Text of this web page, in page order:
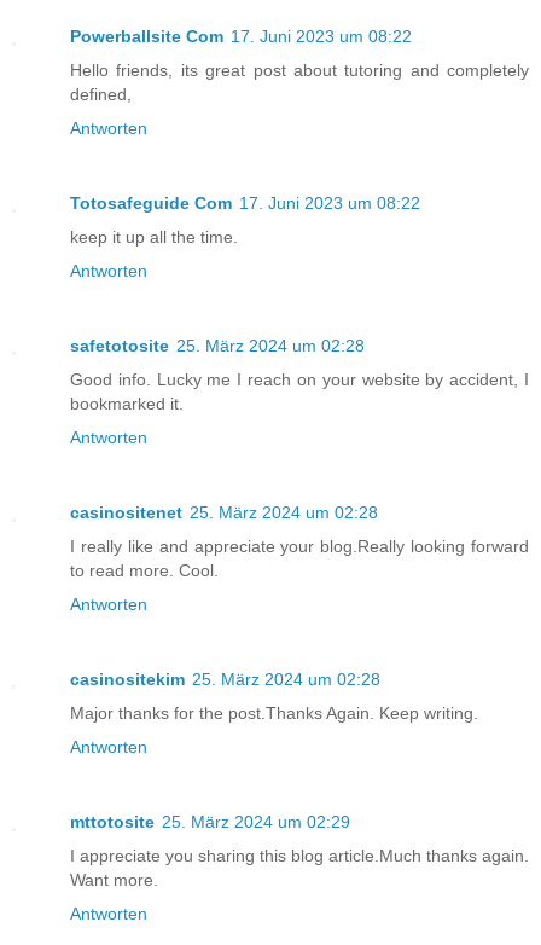
Powerballsite Com 17. Juni 2023 um 08:22
Hello friends, its great post about tutoring and completely
defined,
Antworten
Totosafeguide Com 17. Juni 2023 um 08:22
keep it up all the time.
Antworten
safetotosite 25. März 2024 um 02:28
Good info. Lucky me I reach on your website by accident, I
bookmarked it.
Antworten
casinositenet 25. März 2024 um 02:28
I really like and appreciate your blog.Really looking forward
to read more. Cool.
Antworten
casinositekim 25. März 2024 um 02:28
Major thanks for the post.Thanks Again. Keep writing.
Antworten
mttotosite 25. März 2024 um 02:29
I appreciate you sharing this blog article.Much thanks again.
Want more.
Antworten